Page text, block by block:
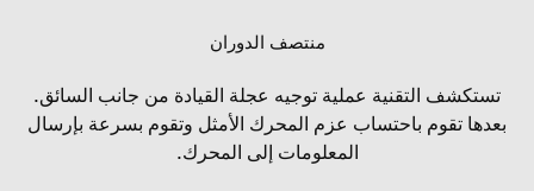
منتصف الدوران
تستكشف التقنية عملية توجيه عجلة القيادة من جانب السائق.
بعدها تقوم باحتساب عزم المحرك الأمثل وتقوم بسرعة بإرسال
المعلومات إلى المحرك.